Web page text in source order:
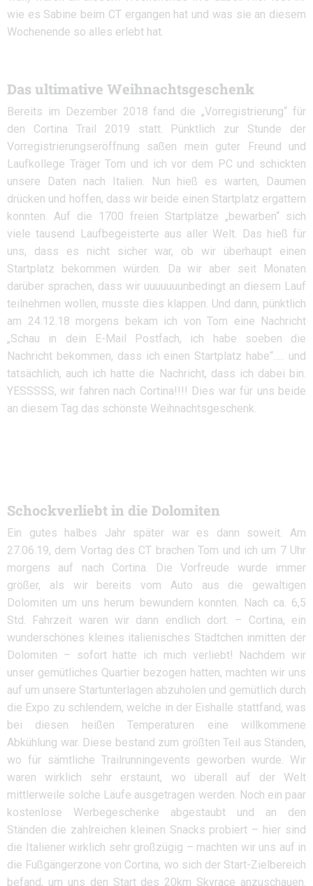
wie es Sabine beim CT ergangen hat und was sie an diesem
Wochenende so alles erlebt hat.
Das ultimative Weihnachtsgeschenk
Bereits im Dezember 2018 fand die „Vorregistrierung“ für
den Cortina Trail 2019 statt. Pünktlich zur Stunde der
Vorregistrierungseröffnung saßen mein guter Freund und
Laufkollege Träger Tom und ich vor dem PC und schickten
unsere Daten nach Italien. Nun hieß es warten, Daumen
drücken und hoffen, dass wir beide einen Startplatz ergattern
konnten. Auf die 1700 freien Startplätze „bewarben“ sich
viele tausend Laufbegeisterte aus aller Welt. Das hieß für
uns, dass es nicht sicher war, ob wir überhaupt einen
Startplatz bekommen würden. Da wir aber seit Monaten
darüber sprachen, dass wir uuuuuuunbedingt an diesem Lauf
teilnehmen wollen, musste dies klappen. Und dann, pünktlich
am 24.12.18 morgens bekam ich von Tom eine Nachricht
„Schau in dein E-Mail Postfach, ich habe soeben die
Nachricht bekommen, dass ich einen Startplatz habe“….. und
tatsächlich, auch ich hatte die Nachricht, dass ich dabei bin.
YESSSSS, wir fahren nach Cortina!!!! Dies war für uns beide
an diesem Tag das schönste Weihnachtsgeschenk.
Schockverliebt in die Dolomiten
Ein gutes halbes Jahr später war es dann soweit. Am
27.06.19, dem Vortag des CT brachen Tom und ich um 7 Uhr
morgens auf nach Cortina. Die Vorfreude wurde immer
größer, als wir bereits vom Auto aus die gewaltigen
Dolomiten um uns herum bewundern konnten. Nach ca. 6,5
Std. Fahrzeit waren wir dann endlich dort. – Cortina, ein
wunderschönes kleines italienisches Städtchen inmitten der
Dolomiten – sofort hatte ich mich verliebt! Nachdem wir
unser gemütliches Quartier bezogen hatten, machten wir uns
auf um unsere Startunterlagen abzuholen und gemütlich durch
die Expo zu schlendern, welche in der Eishalle stattfand, was
bei diesen heißen Temperaturen eine willkommene
Abkühlung war. Diese bestand zum größten Teil aus Ständen,
wo für sämtliche Trailrunningevents geworben wurde. Wir
waren wirklich sehr erstaunt, wo überall auf der Welt
mittlerweile solche Läufe ausgetragen werden. Noch ein paar
kostenlose Werbegeschenke abgestaubt und an den
Ständen die zahlreichen kleinen Snacks probiert – hier sind
die Italiener wirklich sehr großzügig – machten wir uns auf in
die Fußgängerzone von Cortina, wo sich der Start-Zielbereich
befand, um uns den Start des 20km Skyrace anzuschauen.